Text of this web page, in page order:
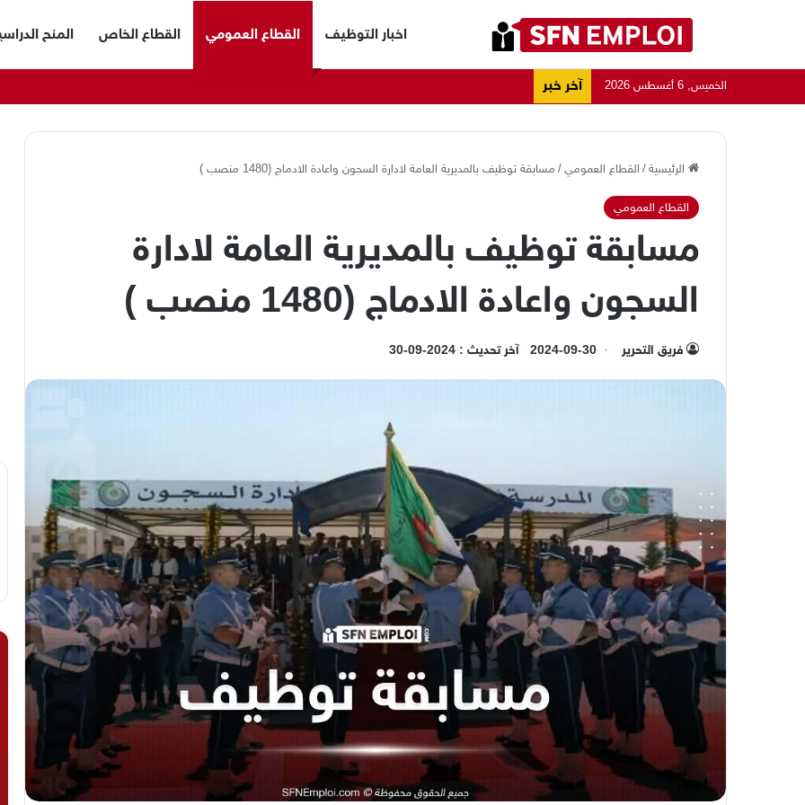
اخبار التوظيف القطاع العمومي القطاع الخاص المنح
الخميس, 6 أغسطس 2026 آخر خبر
الرئيسية/ القطاع العمومي/ مسابقة توظيف بالمديرية العامة لادارة السجون واعادة الادماج (1480 منصب )
القطاع العمومي
مسابقة توظيف بالمديرية العامة لادارة
السجون واعادة الادماج (1480 منصب )
فريق التحرير 2024-09-30 آخر تحديث : 2024-09-30